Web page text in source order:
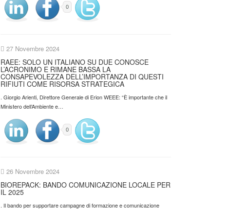
0
27 Novembre 2024
RAEE: SOLO UN ITALIANO SU DUE CONOSCE
L’ACRONIMO E RIMANE BASSA LA
CONSAPEVOLEZZA DELL’IMPORTANZA DI QUESTI
RIFIUTI COME RISORSA STRATEGICA
. Giorgio Arienti, Direttore Generale di Erion WEEE: “È importante che il
Ministero dell’Ambiente e…
0
26 Novembre 2024
BIOREPACK: BANDO COMUNICAZIONE LOCALE PER
IL 2025
. Il bando per supportare campagne di formazione e comunicazione